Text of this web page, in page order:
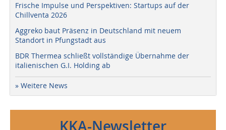
Frische Impulse und Perspektiven: Startups auf der
Chillventa 2026
Aggreko baut Präsenz in Deutschland mit neuem
Standort in Pfungstadt aus
BDR Thermea schließt vollständige Übernahme der
italienischen G.I. Holding ab
» Weitere News